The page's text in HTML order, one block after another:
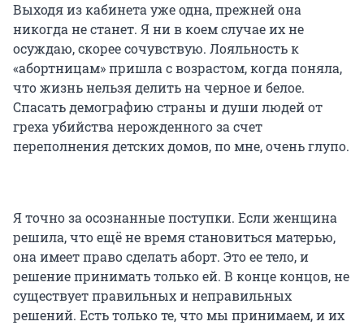
Выходя из кабинета уже одна, прежней она
никогда не станет. Я ни в коем случае их не
осуждаю, скорее сочувствую. Лояльность к
«абортницам» пришла с возрастом, когда поняла,
что жизнь нельзя делить на черное и белое.
Спасать демографию страны и души людей от
греха убийства нерожденного за счет
переполнения детских домов, по мне, очень глупо.
Я точно за осознанные поступки. Если женщина
решила, что ещё не время становиться матерью,
она имеет право сделать аборт. Это ее тело, и
решение принимать только ей. В конце концов, не
существует правильных и неправильных
решений. Есть только те, что мы принимаем, и их